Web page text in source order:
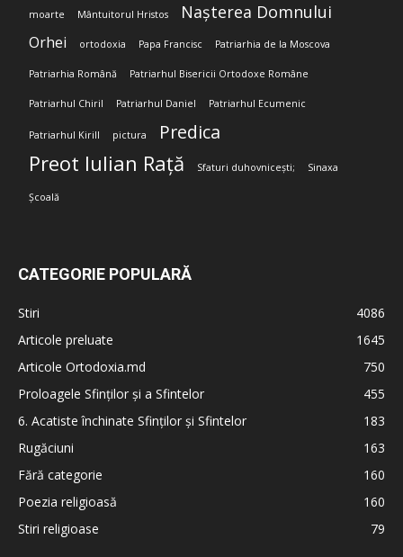
moarte Mântuitorul Hristos Nașterea Domnului
Orhei ortodoxia Papa Francisc Patriarhia de la Moscova
Patriarhia Română Patriarhul Bisericii Ortodoxe Române
Patriarhul Chiril Patriarhul Daniel Patriarhul Ecumenic
Patriarhul Kirill pictura Predica
Preot Iulian Rață Sfaturi duhovnicești; Sinaxa
Școală
CATEGORIE POPULARĂ
Stiri
4086
Articole preluate
1645
Articole Ortodoxia.md
750
Proloagele Sfinților și a Sfintelor
455
6. Acatiste închinate Sfinților și Sfintelor
183
Rugăciuni
163
Fără categorie
160
Poezia religioasă
160
Stiri religioase
79